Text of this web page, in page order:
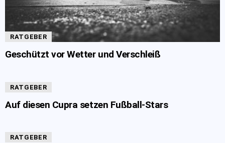
RATGEBER
Geschützt vor Wetter und Verschleiß
RATGEBER
Auf diesen Cupra setzen Fußball-Stars
RATGEBER